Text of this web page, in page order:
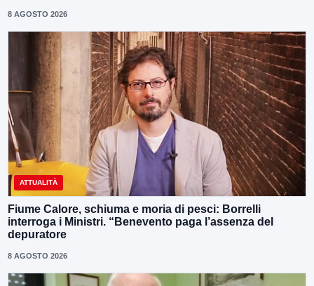
8 AGOSTO 2026
ATTUALITÀ
Fiume Calore, schiuma e moria di pesci: Borrelli
interroga i Ministri. “Benevento paga l’assenza del
depuratore
8 AGOSTO 2026